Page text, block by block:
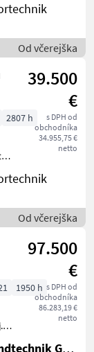
Od včerejška
39.500
€
s DPH od
obchodníka
34.955,75 €
netto
2807 h
4 Z
Od včerejška
97.500
€
s DPH od
obchodníka
86.283,19 €
netto
1950 h
BULLA Landtechnik GmbH